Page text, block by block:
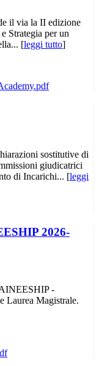
il via la II edizione
Strategia per un
[leggi tutto]
sostitutive di
giudicatrici
di Incarichi... [leggi
2026-
-
Laurea Magistrale.